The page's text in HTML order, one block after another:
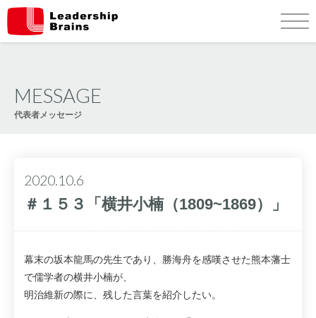
brains.co.jp/public_html/wp-content/themes/leadershipbrains/header.php
class="post-template-default single single-post postid-838 single-format-standard category-0
category-1 page-message cat-message">
MESSAGE
代表者メッセージ
2020.10.6
＃１５３「横井小楠（1809~1869）」
幕末の坂本龍馬の先生であり、勝海舟を感嘆させた熊本藩士
で儒学者の横井小楠が、
明治維新の際に、残した言葉を紹介したい。